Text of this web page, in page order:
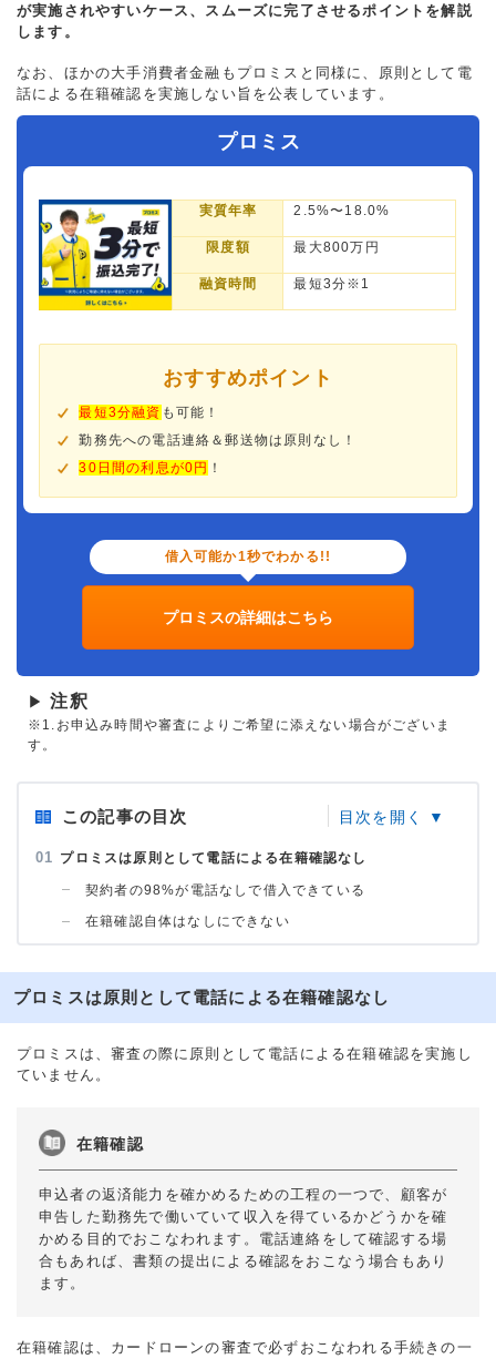
が実施されやすいケース、スムーズに完了させるポイントを解説
します。
なお、ほかの大手消費者金融もプロミスと同様に、原則として電
話による在籍確認を実施しない旨を公表しています。
プロミス
実質年率 2.5%〜18.0%
限度額 最大800万円
融資時間 最短3分※1
おすすめポイント
最短3分融資 も可能！
勤務先への電話連絡＆郵送物は原則なし！
30日間の利息が0円 ！
借入可能か1秒でわかる!!
プロミスの詳細はこちら
▶ 注釈
※1.お申込み時間や審査によりご希望に添えない場合がございま
す。
この記事の目次
プロミスは原則として電話による在籍確認なし
契約者の98%が電話なしで借入できている
在籍確認自体はなしにできない
プロミスは原則として電話による在籍確認なし
プロミスは、審査の際に原則として電話による在籍確認を実施し
ていません。
在籍確認
申込者の返済能力を確かめるための工程の一つで、顧客が
申告した勤務先で働いていて収入を得ているかどうかを確
かめる目的でおこなわれます。電話連絡をして確認する場
合もあれば、書類の提出による確認をおこなう場合もあり
ます。
在籍確認は、カードローンの審査で必ずおこなわれる手続きの一